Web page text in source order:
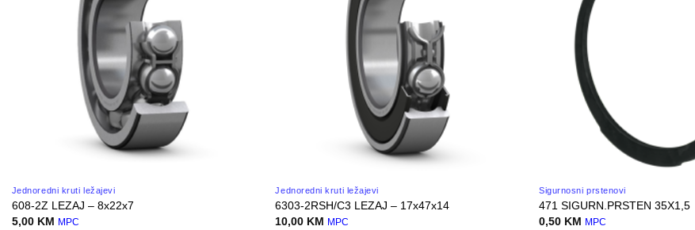
Jednoredni kruti ležajevi
608-2Z LEZAJ – 8x22x7
5,00 KM MPC
Jednoredni kruti ležajevi
6303-2RSH/C3 LEZAJ – 17x47x14
10,00 KM MPC
Sigurnosni prstenovi
471 SIGURN.PRSTEN 35X1,5
0,50 KM MPC